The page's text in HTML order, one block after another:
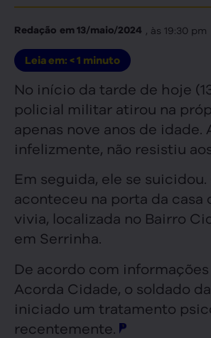
Redação em13/maio/2024 , às 19:30 pm
Leia em: < 1 minuto
No início da tarde de hoje
policial militar atirou na
apenas nove anos de idade.
infelizmente, não resistiu
Em seguida, ele se
aconteceu na porta da casa
vivia, localizada no Bairro
em Serrinha.
De acordo com
Acorda Cidade, o soldado
iniciado um tratamento
recentemente.